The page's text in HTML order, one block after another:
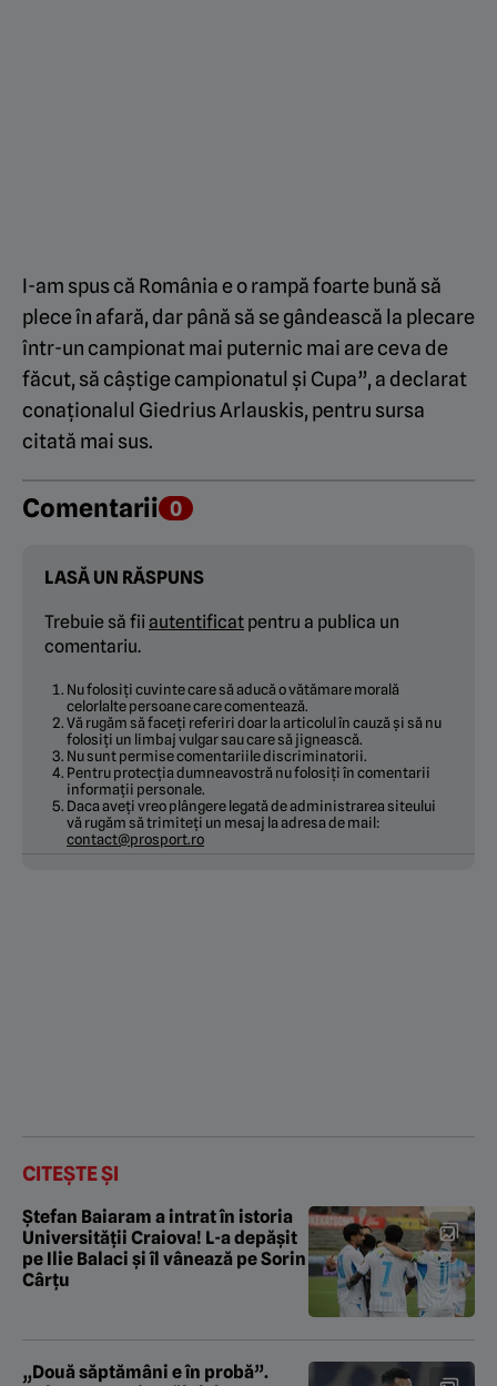
I-am spus că România e o rampă foarte bună să
plece în afară, dar până să se gândească la plecare
într-un campionat mai puternic mai are ceva de
făcut, să câștige campionatul și Cupa”, a declarat
conaționalul Giedrius Arlauskis, pentru sursa
citată mai sus.
Comentarii 0
LASĂ UN RĂSPUNS
Trebuie să fii autentificat pentru a publica un
comentariu.
Nu folosiți cuvinte care să aducă o vătămare morală
celorlalte persoane care comentează.
Vă rugăm să faceți referiri doar la articolul în cauză și să nu
folosiți un limbaj vulgar sau care să jignească.
Nu sunt permise comentariile discriminatorii.
Pentru protecția dumneavostră nu folosiți în comentarii
informații personale.
Daca aveți vreo plângere legată de administrarea siteului
vă rugăm să trimiteți un mesaj la adresa de mail:
contact@prosport.ro
CITEȘTE ȘI
Ștefan Baiaram a intrat în istoria
Universității Craiova! L-a depășit
pe Ilie Balaci și îl vânează pe Sorin
Cârțu
„Două săptămâni e în probă”.